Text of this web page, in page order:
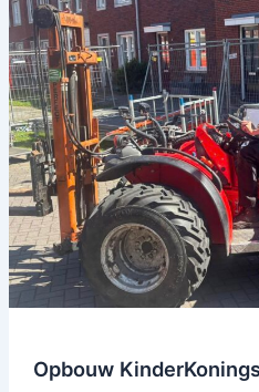
Opbouw
is
begonnen!
..